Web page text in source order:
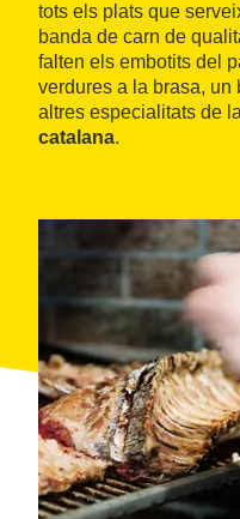
tots els plats que
banda de carn de
falten els embotits del
verdures a la brasa, un
altres especialitats de la
catalana.